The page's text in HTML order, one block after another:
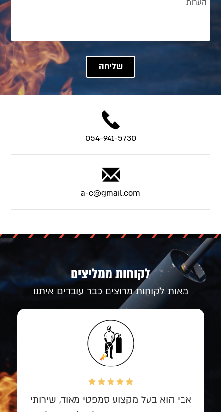
054-941-5730
a-c@gmail.com
לקוחות ממליצים
מאות לקוחות מרוצים כבר עובדים איתנו
אבי הוא בעל מקצוע סמפטי מאוד, שירותי